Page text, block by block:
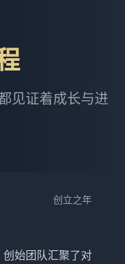
见证着成长与进
创立之年
始团队汇聚了对